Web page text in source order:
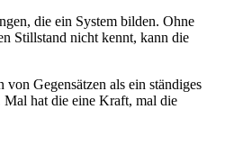
die ein System bilden. Ohne
Stillstand nicht kennt, kann die
Gegensätzen als ein ständiges
hat die eine Kraft, mal die